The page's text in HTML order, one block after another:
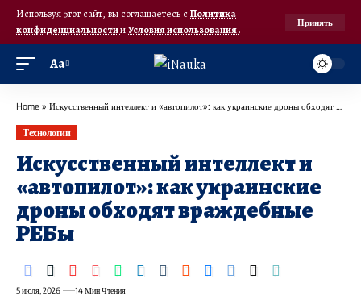
Используя этот сайт, вы соглашаетесь с Политика
конфиденциальностииУсловия использования.
Принять
Аа
Home » Искусственный интеллект и «автопилот»: как украинские дроны обходят враждебные РЕБы
Технологии
Искусственный интеллект и
«автопилот»: как украинские
дроны обходят враждебные
РЕБы
5 июля, 2026 14 Мин Чтения